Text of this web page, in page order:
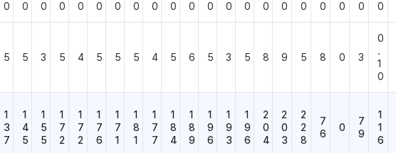
0 0 0 0 0 0 0 0 0 0 0 0 0 0 0 0 0 0 0 0 0
5 5 3 5 4 5 5 5 4 5 6 5 3 5 8 9 5 8 0 3
0
.
1
0
1
3
7
1
4
5
1
5
5
1
7
2
1
7
2
1
7
6
1
7
1
1
8
1
1
7
7
1
8
4
1
8
9
1
9
6
1
9
3
1
9
6
2
0
4
2
0
3
2
2
8
7
6
0
7
9
1
1
6